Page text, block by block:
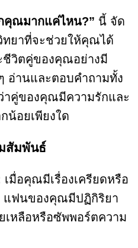
ณมากแค่ไหน?” นี้ จัด
ทยาที่จะช่วยให้คุณได้
วิตคู่ของคุณอย่างมี
อ่านและตอบคำถามทั้ง
าคู่ของคุณมีความรักและ
น้อยเพียงใด
สัมพันธ์
เมื่อคุณมีเรื่องเครียดหรือ
ฟนของคุณมีปฏิกิริยา
เหลือหรือซัพพอร์ตความ